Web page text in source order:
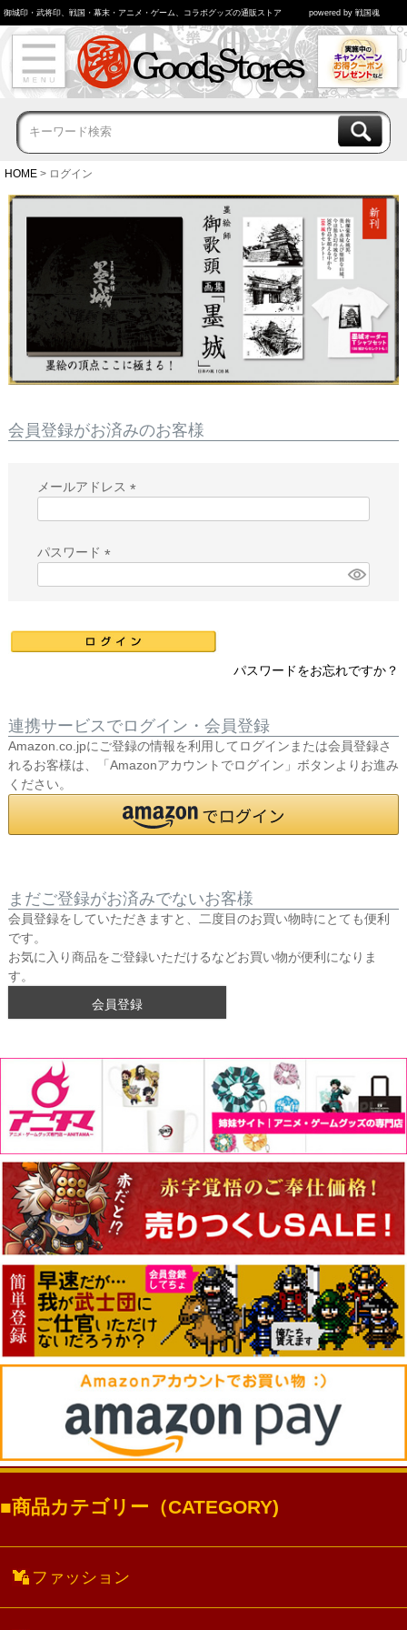
御城印・武将印、戦国・幕末・アニメ・ゲーム、コラボグッズの通販ストア powered by 戦国魂
HOME ログイン
会員登録がお済みのお客様
メールアドレス
)
パスワード
)
パスワードをお忘れですか？
連携サービスでログイン・会員登録
Amazon.co.jpにご登録の情報を利用してログインまたは会員登録さ
れるお客様は、「Amazonアカウントでログイン」ボタンよりお進み
ください。
まだご登録がお済みでないお客様
会員登録をしていただきますと、二度目のお買い物時にとても便利
です。
お気に入り商品をご登録いただけるなどお買い物が便利になりま
す。
会員登録
商品カテゴリー（CATEGORY)
ファッション